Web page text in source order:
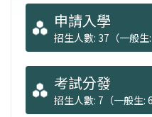
發、顧問公司、公務
申請入學
招生人數: 37（一般生:
考試分發
招生人數: 7（一般生: